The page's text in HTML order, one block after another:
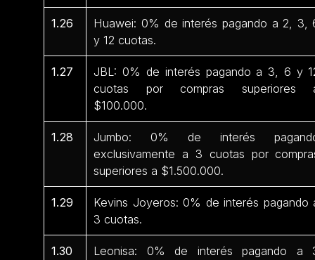
1.26
Huawei: 0% de interés pagando a 2, 3,
y 12 cuotas.
1.27
JBL: 0% de interés pagando a 3, 6 y
cuotas por compras superiores
$100.000.
1.28
Jumbo: 0% de interés
exclusivamente a 3 cuotas por
superiores a $1.500.000.
1.29
Kevins Joyeros: 0% de interés pagando
3 cuotas.
1.30
Leonisa: 0% de interés pagando a